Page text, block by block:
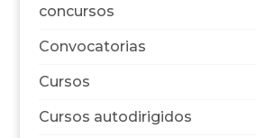
concursos
Convocatorias
Cursos
Cursos autodirigidos